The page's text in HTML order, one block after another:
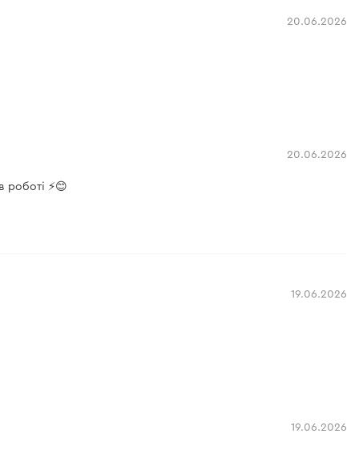
20.06.2026
20.06.2026
роботі ⚡😊
19.06.2026
19.06.2026